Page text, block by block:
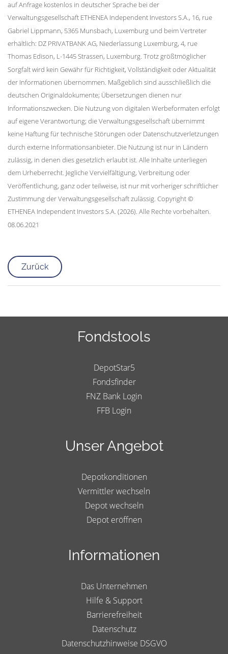
auf Anfrage kostenlos in deutscher Sprache bei der
Verwaltungsgesellschaft ETHENEA Independent Investors S.A., 16, rue
Gabriel Lippmann, 5365 Munsbach, Luxemburg und beim Vertreter
erhältlich: DZ PRIVATBANK AG, Niederlassung Luxemburg, 4, rue
Thomas Edison, L-1445 Strassen, Luxemburg. Trotz größtmöglicher
Sorgfalt wird kein Gewähr für Richtigkeit, Vollständigkeit oder Aktualität
der Informationen übernommen. Maßgeblich sind ausschließlich die
deutschen Originaldokumente; Übersetzungen dienen nur
Informationszwecken. Die Nutzung von digitalen Werbeformaten erfolgt
auf eigene Verantwortung; die Verwaltungsgesellschaft übernimmt
keine Haftung für technische Störungen oder Datenschutzverletzungen
durch externe Informationsanbieter. Die Nutzung ist nur in Ländern
zulässig, in denen dies gesetzlich erlaubt ist. Alle Inhalte unterliegen
dem Urheberrecht. Jegliche Vervielfältigung, Verbreitung oder
Veröffentlichung, ganz oder teilweise, ist nur mit vorheriger schriftlicher
Zustimmung der Verwaltungsgesellschaft zulässig. Copyright ©
ETHENEA Independent Investors S.A. (2026). Alle Rechte vorbehalten.
08.06.2021
Zurück
Fondstools
DepotStar5
Fondsfinder
FNZ Bank Login
FFB Login
Unser Angebot
Depotkonditionen
Vermittler wechseln
Depot wechseln
Depot eröffnen
Informationen
Das Unternehmen
Hilfe & Support
Barrierefreiheit
Datenschutz
Datenschutzhinweise DSGVO